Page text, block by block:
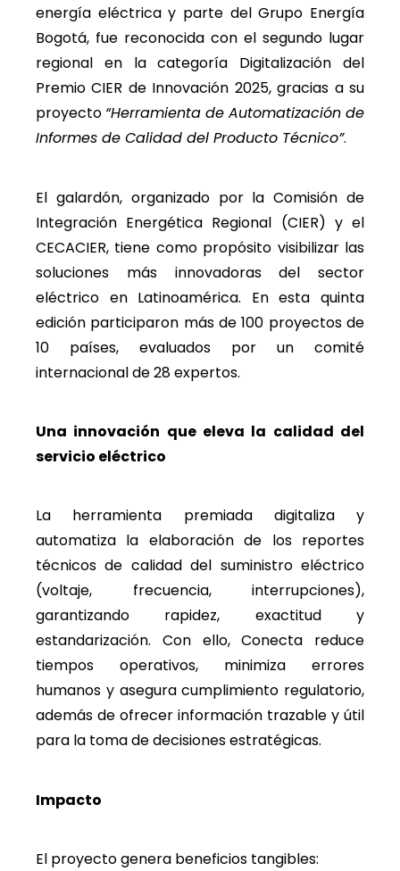
energía eléctrica y parte del Grupo Energía
Bogotá, fue reconocida con el segundo lugar
regional en la categoría Digitalización del
Premio CIER de Innovación 2025, gracias a su
proyecto “Herramienta de Automatización de
Informes de Calidad del Producto Técnico”.
El galardón, organizado por la Comisión de
Integración Energética Regional (CIER) y el
CECACIER, tiene como propósito visibilizar las
soluciones más innovadoras del sector
eléctrico en Latinoamérica. En esta quinta
edición participaron más de 100 proyectos de
10 países, evaluados por un comité
internacional de 28 expertos.
Una innovación que eleva la calidad del
servicio eléctrico
La herramienta premiada digitaliza y
automatiza la elaboración de los reportes
técnicos de calidad del suministro eléctrico
(voltaje, frecuencia, interrupciones),
garantizando rapidez, exactitud y
estandarización. Con ello, Conecta reduce
tiempos operativos, minimiza errores
humanos y asegura cumplimiento regulatorio,
además de ofrecer información trazable y útil
para la toma de decisiones estratégicas.
Impacto
El proyecto genera beneficios tangibles: